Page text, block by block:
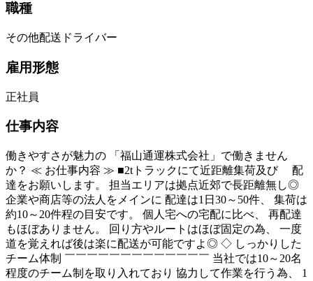
職種
その他配送ドライバー
雇用形態
正社員
仕事内容
働きやすさが魅力の 「福山通運株式会社」で働きません
か？ ≪ お仕事内容 ≫ ■2tトラックにて近距離集荷及び 配
達をお願いします。 担当エリアは拠点近郊で長距離無し◎
企業や商店等の法人をメインに 配達は1日30～50件、 集荷は
約10～20件程の目安です。 個人宅への宅配に比べ、 再配達
もほぼありません。 回り方やルートはほぼ固定の為、 一度
道を覚えれば後は楽に配送が可能ですよ◎ ◇ しっかりした
チーム体制 ￣￣￣￣￣￣￣￣￣￣￣￣￣ 当社では10～20名
程度のチーム制を取り入れており 協力して作業を行う為、 1